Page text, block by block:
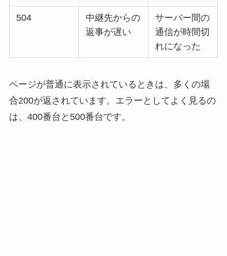
504
中継先からの
返事が遅い
サーバー間の
通信が時間切
れになった
ページが普通に表示されているときは、多くの場
合200が返されています。エラーとしてよく見るの
は、400番台と500番台です。